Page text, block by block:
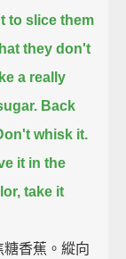
to slice them
they don't
a really
Back
whisk it.
it in the
take it
香蕉。縱向